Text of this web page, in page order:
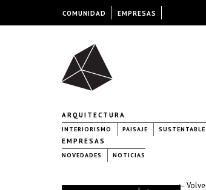
ARQUITECTURA
INTERIORISMO PAISAJE SUSTENTABLE
EMPRESAS
NOVEDADES NOTICIAS
←
COMUNIDAD EMPRESAS